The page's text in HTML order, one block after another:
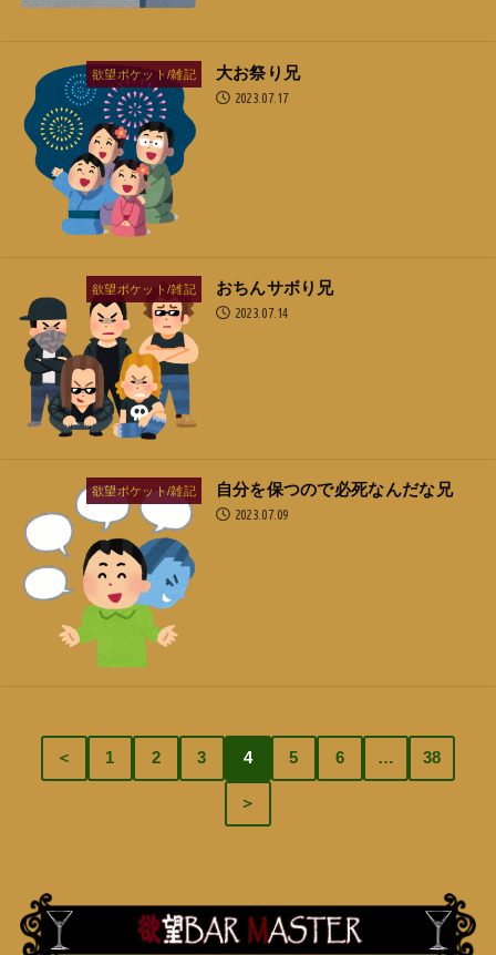
欲望ポケット/雑記 大お祭り兄
2023.07.17
欲望ポケット/雑記 おちんサボり兄
2023.07.14
欲望ポケット/雑記 自分を保つので必死なんだな兄
2023.07.09
＜ 1 2 3 4 5 6 … 38
＞